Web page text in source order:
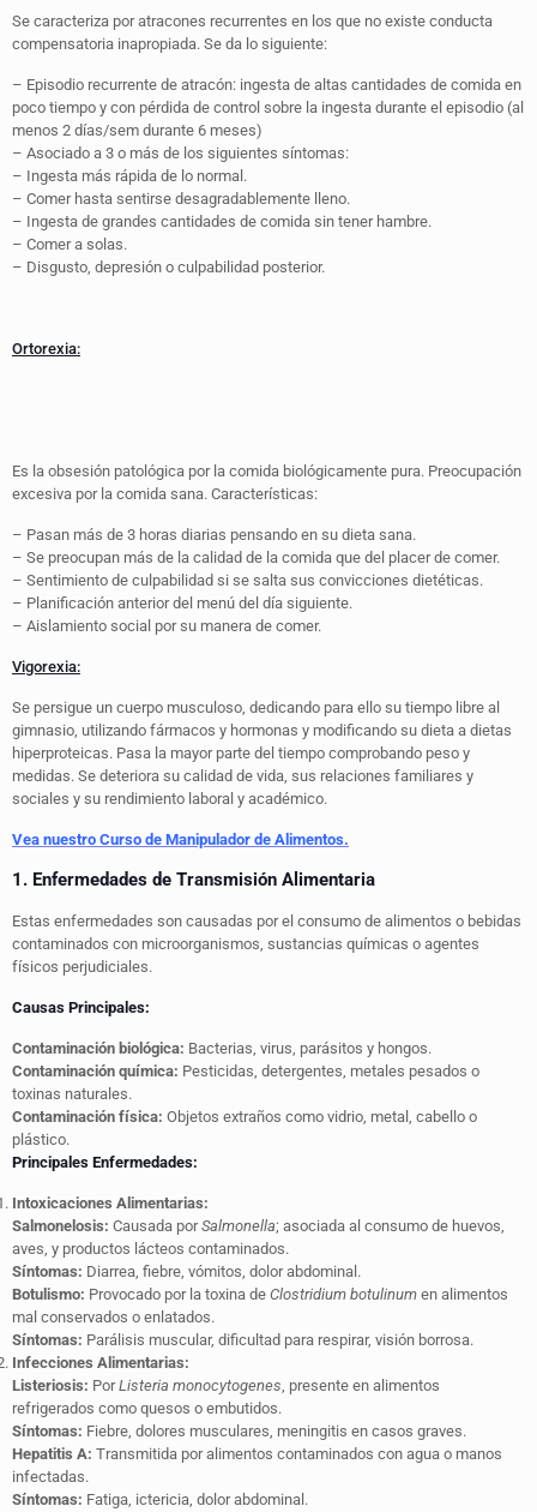
Se caracteriza por atracones recurrentes en los que no existe conducta
compensatoria inapropiada. Se da lo siguiente:
– Episodio recurrente de atracón: ingesta de altas cantidades de comida en
poco tiempo y con pérdida de control sobre la ingesta durante el episodio (al
menos 2 días/sem durante 6 meses)
– Asociado a 3 o más de los siguientes síntomas:
– Ingesta más rápida de lo normal.
– Comer hasta sentirse desagradablemente lleno.
– Ingesta de grandes cantidades de comida sin tener hambre.
– Comer a solas.
– Disgusto, depresión o culpabilidad posterior.
Ortorexia:
Es la obsesión patológica por la comida biológicamente pura. Preocupación
excesiva por la comida sana. Características:
– Pasan más de 3 horas diarias pensando en su dieta sana.
– Se preocupan más de la calidad de la comida que del placer de comer.
– Sentimiento de culpabilidad si se salta sus convicciones dietéticas.
– Planificación anterior del menú del día siguiente.
– Aislamiento social por su manera de comer.
Vigorexia:
Se persigue un cuerpo musculoso, dedicando para ello su tiempo libre al
gimnasio, utilizando fármacos y hormonas y modificando su dieta a dietas
hiperproteicas. Pasa la mayor parte del tiempo comprobando peso y
medidas. Se deteriora su calidad de vida, sus relaciones familiares y
sociales y su rendimiento laboral y académico.
Vea nuestro Curso de Manipulador de Alimentos.
1. Enfermedades de Transmisión Alimentaria
Estas enfermedades son causadas por el consumo de alimentos o bebidas
contaminados con microorganismos, sustancias químicas o agentes
físicos perjudiciales.
Causas Principales:
Contaminación biológica: Bacterias, virus, parásitos y hongos.
Contaminación química: Pesticidas, detergentes, metales pesados o
toxinas naturales.
Contaminación física: Objetos extraños como vidrio, metal, cabello o
plástico.
Principales Enfermedades:
Intoxicaciones Alimentarias:
Salmonelosis: Causada porSalmonella; asociada al consumo de huevos,
aves, y productos lácteos contaminados.
Síntomas: Diarrea, fiebre, vómitos, dolor abdominal.
Botulismo: Provocado por la toxina de Clostridium botulinum en alimentos
mal conservados o enlatados.
Síntomas: Parálisis muscular, dificultad para respirar, visión borrosa.
Infecciones Alimentarias:
Listeriosis: PorListeria monocytogenes, presente en alimentos
refrigerados como quesos o embutidos.
Síntomas: Fiebre, dolores musculares, meningitis en casos graves.
Hepatitis A: Transmitida por alimentos contaminados con agua o manos
infectadas.
Síntomas: Fatiga, ictericia, dolor abdominal.